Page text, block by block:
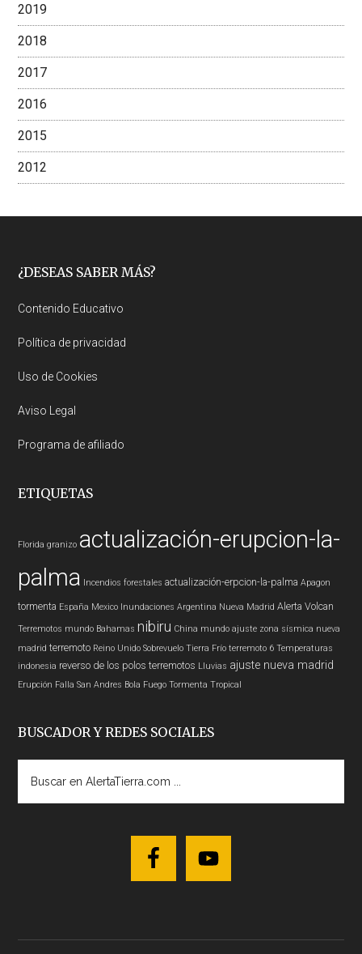
2019
2018
2017
2016
2015
2012
Footer
¿DESEAS SABER MÁS?
Contenido Educativo
Política de privacidad
Uso de Cookies
Aviso Legal
Programa de afiliado
ETIQUETAS
Florida granizo actualización-erupcion-la-
palma Incendios forestales actualización-erpcion-la-palma Apagon
tormenta España Mexico Inundaciones Argentina Nueva Madrid Alerta Volcan
Terremotos mundo Bahamas nibiru China mundo ajuste zona sísmica nueva
madrid terremoto Reino Unido Sobrevuelo Tierra Frío terremoto 6 Temperaturas
indonesia reverso de los polos terremotos Lluvias ajuste nueva madrid
Erupción Falla San Andres Bola Fuego Tormenta Tropical
BUSCADOR Y REDES SOCIALES
AlertaTierra.com